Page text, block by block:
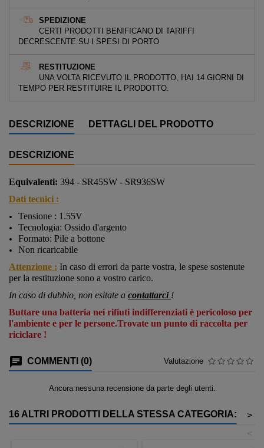
SPEDIZIONE
CERTI PRODOTTI BENIFICANO DI TARIFFI
DECRESCENTE SU I SPESI DI PORTO
RESTITUZIONE
UNA VOLTA RICEVUTO IL PRODOTTO, HAI 14 GIORNI DI
TEMPO PER RESTITUIRE IL PRODOTTO.
DESCRIZIONE DETTAGLI DEL PRODOTTO
DESCRIZIONE
Equivalenti: 394 - SR45SW - SR936SW
Dati tecnici :
Tensione : 1.55V
Tecnologia: Ossido d'argento
Formato: Pile a bottone
Non ricaricabile
Attenzione : In caso di errori da parte vostra, le spese sostenute
per la restituzione sono a vostro carico.
In caso di dubbio, non esitate a contattarci !
Buttare una batteria nei rifiuti indifferenziati è pericoloso per
l'ambiente e per le persone.Trovate un punto di raccolta per
riciclare !
COMMENTI (0) Valutazione
Ancora nessuna recensione da parte degli utenti.
16 ALTRI PRODOTTI DELLA STESSA CATEGORIA:
>
<